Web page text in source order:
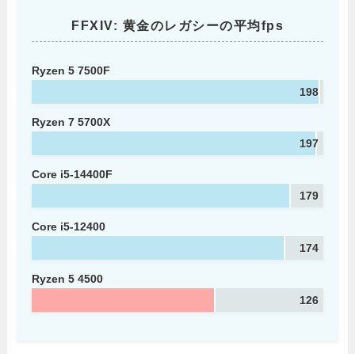
FFXIV: 黄金のレガシーの平均fps
Ryzen 5 7500F
198
Ryzen 7 5700X
197
Core i5-14400F
179
Core i5-12400
174
Ryzen 5 4500
126